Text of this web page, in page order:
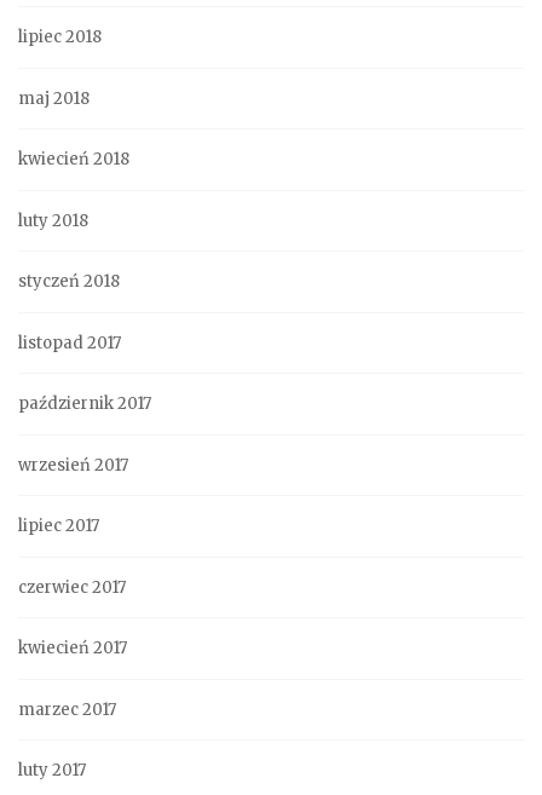
lipiec 2018
maj 2018
kwiecień 2018
luty 2018
styczeń 2018
listopad 2017
październik 2017
wrzesień 2017
lipiec 2017
czerwiec 2017
kwiecień 2017
marzec 2017
luty 2017